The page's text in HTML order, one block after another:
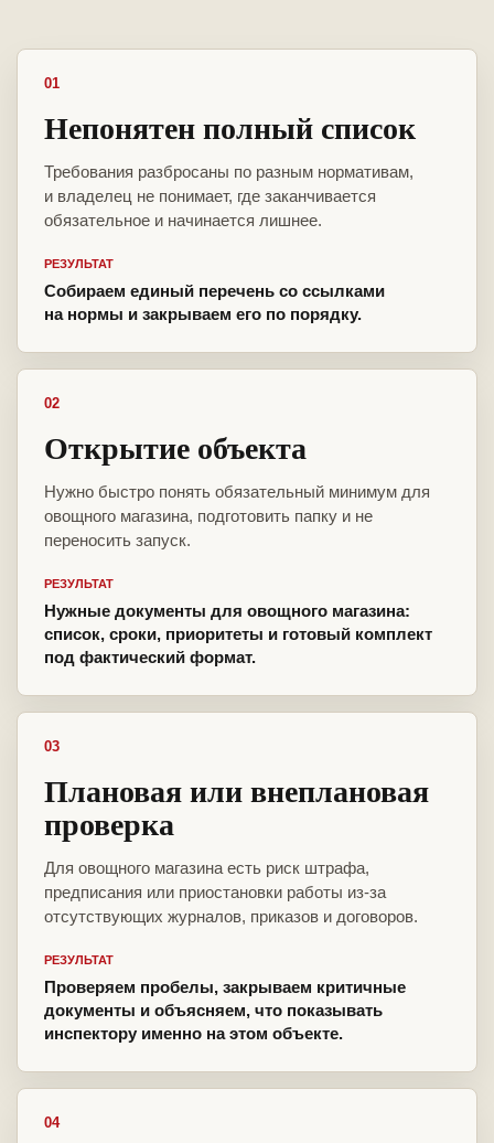
01
Непонятен полный список
Требования разбросаны по разным нормативам,
и владелец не понимает, где заканчивается
обязательное и начинается лишнее.
РЕЗУЛЬТАТ
Собираем единый перечень со ссылками
на нормы и закрываем его по порядку.
02
Открытие объекта
Нужно быстро понять обязательный минимум для
овощного магазина, подготовить папку и не
переносить запуск.
РЕЗУЛЬТАТ
Нужные документы для овощного магазина:
список, сроки, приоритеты и готовый комплект
под фактический формат.
03
Плановая или внеплановая
проверка
Для овощного магазина есть риск штрафа,
предписания или приостановки работы из-за
отсутствующих журналов, приказов и договоров.
РЕЗУЛЬТАТ
Проверяем пробелы, закрываем критичные
документы и объясняем, что показывать
инспектору именно на этом объекте.
04